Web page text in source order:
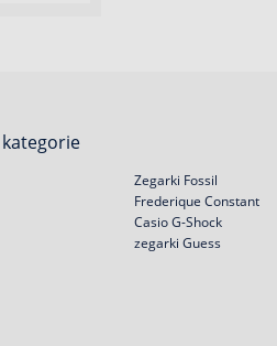
Zegarki Fossil
Frederique Constant
Casio G-Shock
zegarki Guess